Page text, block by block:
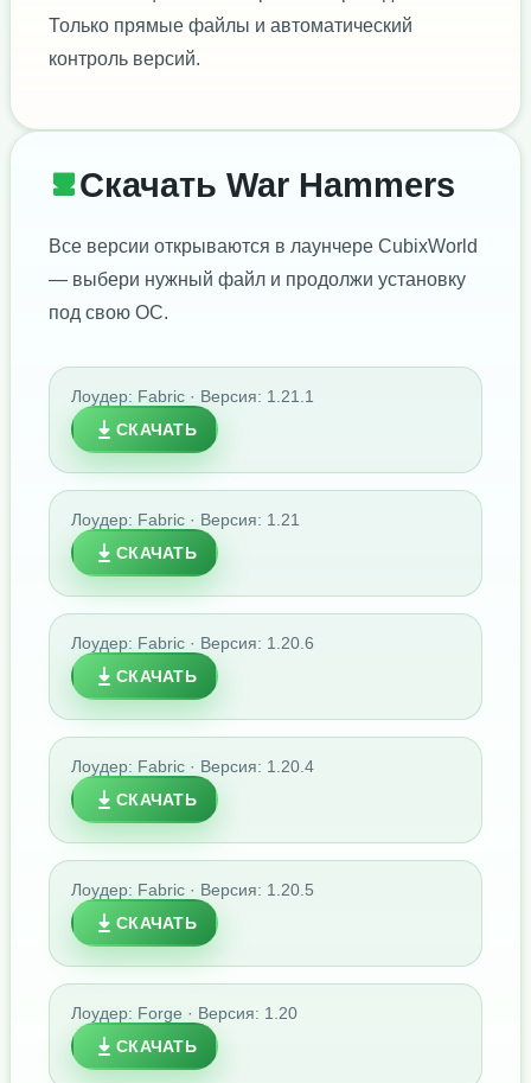
Только прямые файлы и автоматический
контроль версий.
Скачать War Hammers
Все версии открываются в лаунчере CubixWorld
— выбери нужный файл и продолжи установку
под свою ОС.
Лоудер: Fabric · Версия: 1.21.1
СКАЧАТЬ
Лоудер: Fabric · Версия: 1.21
СКАЧАТЬ
Лоудер: Fabric · Версия: 1.20.6
СКАЧАТЬ
Лоудер: Fabric · Версия: 1.20.4
СКАЧАТЬ
Лоудер: Fabric · Версия: 1.20.5
СКАЧАТЬ
Лоудер: Forge · Версия: 1.20
СКАЧАТЬ